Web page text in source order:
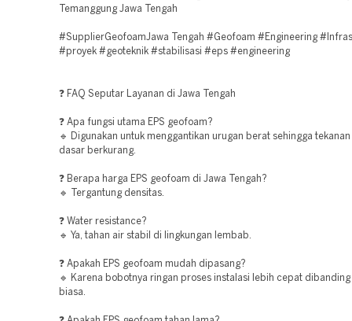
Temanggung Jawa Tengah
#SupplierGeofoamJawa Tengah #Geofoam #Engineering
#proyek #geoteknik #stabilisasi #eps #engineering
❓ FAQ Seputar Layanan di Jawa Tengah
❓ Apa fungsi utama EPS geofoam?
🔹 Digunakan untuk menggantikan urugan berat sehingga
dasar berkurang.
❓ Berapa harga EPS geofoam di Jawa Tengah?
🔹 Tergantung densitas.
❓ Water resistance?
🔹 Ya, tahan air stabil di lingkungan lembab.
❓ Apakah EPS geofoam mudah dipasang?
🔹 Karena bobotnya ringan proses instalasi lebih cepat
biasa.